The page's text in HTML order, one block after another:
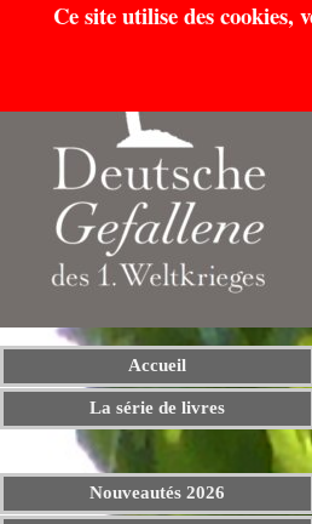
Ce site utilise des
Accueil
La série de livres
Nouveautés 2026